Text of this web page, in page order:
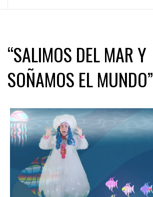
“SALIMOS DEL MAR Y
SOÑAMOS EL MUNDO”